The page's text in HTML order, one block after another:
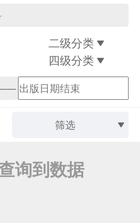
二级分类
四级分类
筛选
询到数据